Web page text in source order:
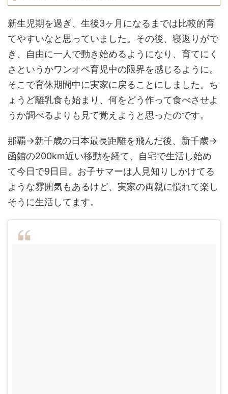
新生児期を過ぎ、生後3ヶ月になるまでは比較的育
てやすいなと思っていました。その後、寝返りがで
き、自由に一人で動き始めるようになり、育てにく
さというかワンオペ育児中の限界を感じるように。
そこで育休期間中に実家に戻ることにしました。ち
ょうど離乳食も始まり、何をどう作って食べさせよ
うか調べるよりも見て覚えようと思ったのです。
那覇→新千歳の日本最長距離を飛んだ後、新千歳→
函館の200km近い移動を経て、自宅で生活し始め
て今日で9日目。お子サマーは人見知りしかけてる
ような雰囲気もあるけど、実家の両親に慣れて楽し
そうに生活してます。